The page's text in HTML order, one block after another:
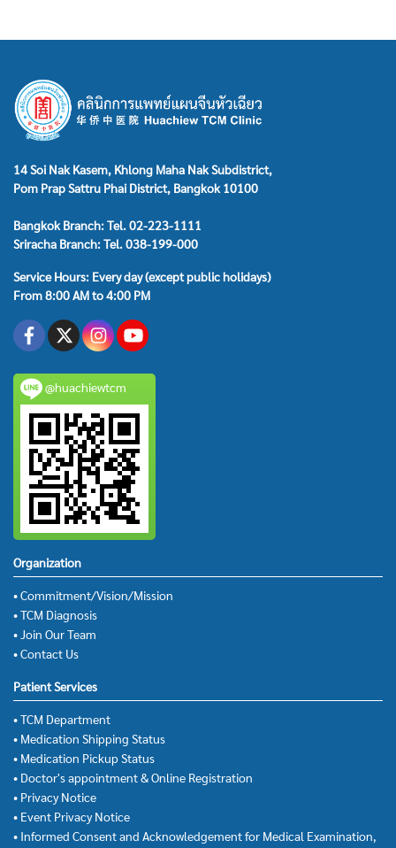
14 Soi Nak Kasem, Khlong Maha Nak Subdistrict,
Pom Prap Sattru Phai District, Bangkok 10100
Bangkok Branch: Tel. 02-223-1111
Sriracha Branch: Tel. 038-199-000
Service Hours: Every day (except public holidays)
From 8:00 AM to 4:00 PM
@huachiewtcm
Organization
• Commitment/Vision/Mission
• TCM Diagnosis
• Join Our Team
• Contact Us
Patient Services
• TCM Department
• Medication Shipping Status
• Medication Pickup Status
• Doctor's appointment & Online Registration
• Privacy Notice
• Event Privacy Notice
• Informed Consent and Acknowledgement for Medical Examination,